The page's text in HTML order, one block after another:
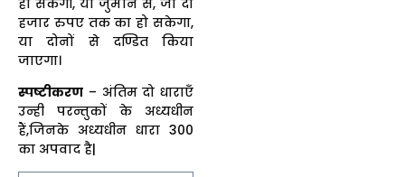
हजार रुपए तक का हो सकेगा,
या दोनों से दण्डित किया
जाएगा।
स्पष्टीकरण – अंतिम दो धाराएँ
उन्ही परन्तुकों के अध्यधीन
हैं,जिनके अध्यधीन धारा 300
का अपवाद है|